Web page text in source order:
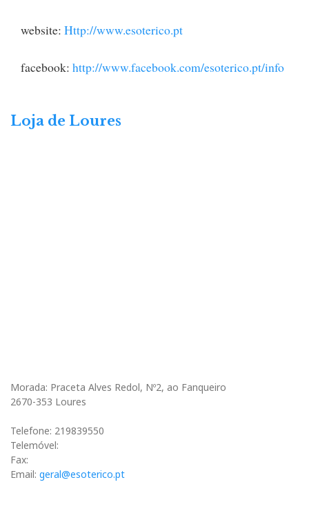
website: Http://www.esoterico.pt
facebook: http://www.facebook.com/esoterico.pt/info
Loja de Loures
Morada: Praceta Alves Redol, Nº2, ao Fanqueiro
2670-353 Loures
Telefone: 219839550
Telemóvel:
Fax:
Email: geral@esoterico.pt